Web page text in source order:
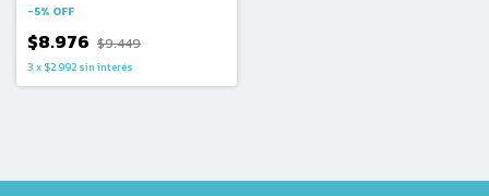
-5% OFF
$8.976 $9.449
3 x $2.992 sin interés